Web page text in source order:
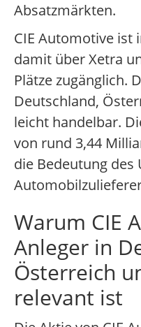
Absatzmärkten.
CIE Automotive ist
damit über Xetra
Plätze zugänglich.
Deutschland,
leicht handelbar.
von rund 3,44
die Bedeutung
Warum CIE
Anleger in
Österreich
relevant ist